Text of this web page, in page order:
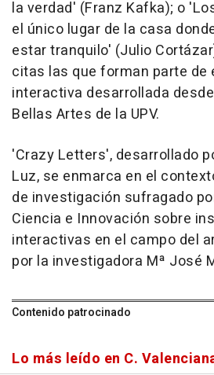
la verdad' (Franz Kafka); o
el único lugar de la casa
estar tranquilo' (Julio
citas las que forman parte de
interactiva desarrollada
Bellas Artes de la UPV.
'Crazy Letters', desarrollado
Luz, se enmarca en el
de investigación sufragado
Ciencia e Innovación sobre
interactivas en el campo del
por la investigadora Mª José
Contenido patrocinado
Lo más leído en C.